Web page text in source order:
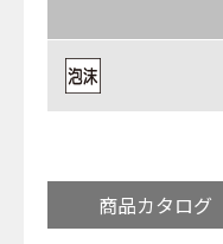
商品カタログ